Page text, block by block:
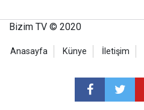
Bizim TV © 2020
Anasayfa Künye İletişim